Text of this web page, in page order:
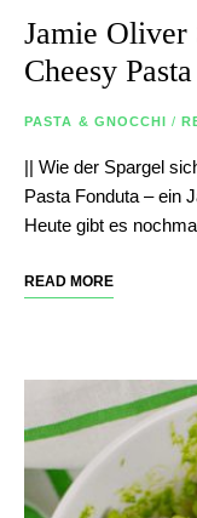
Jamie Oliver
Cheesy
PASTA & GNOCCHI /
|| Wie der Spargel
Pasta Fonduta – ein
Heute gibt es
READ MORE